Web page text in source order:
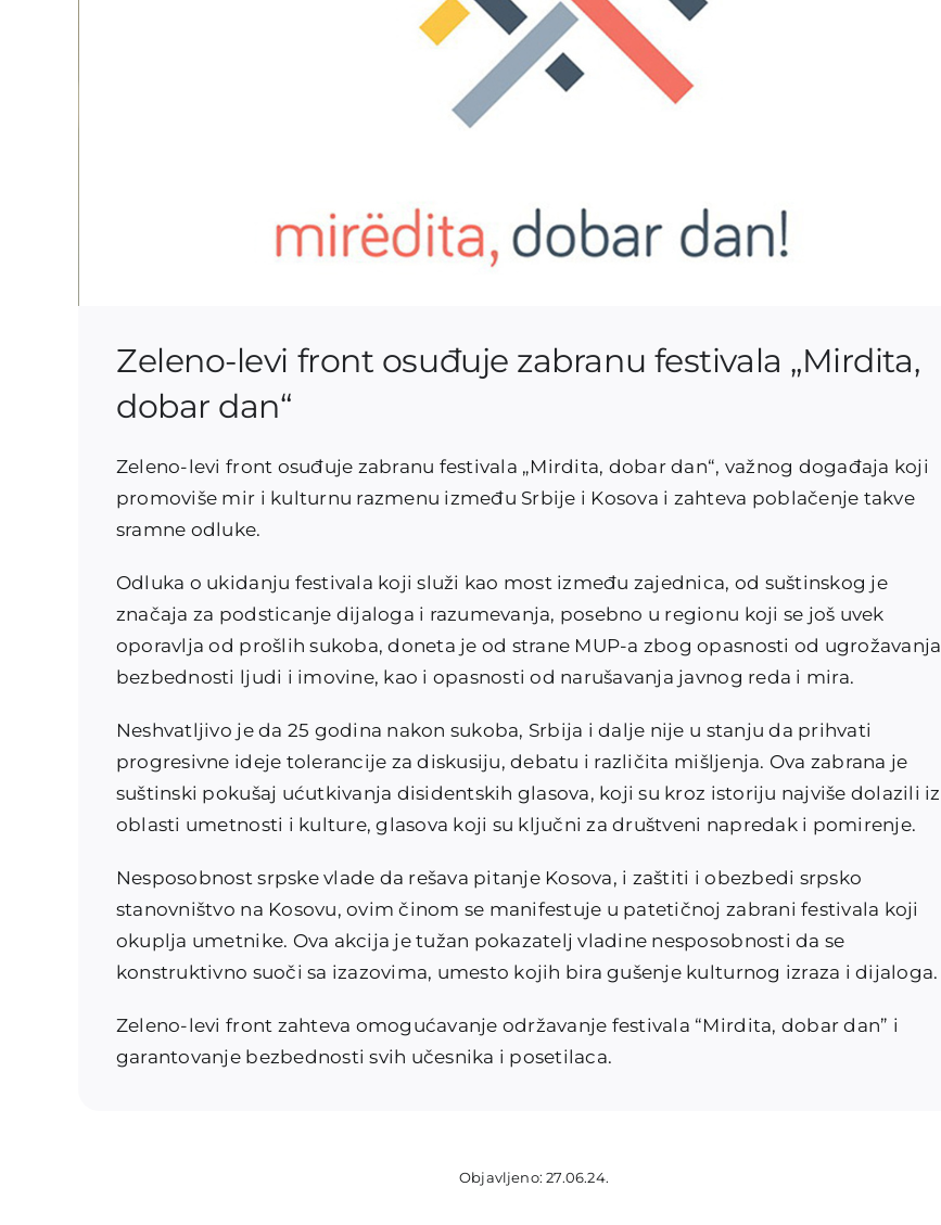
Zeleno-levi front osuđuje zabranu festivala „Mirdita,
dobar dan“
Zeleno-levi front osuđuje zabranu festivala „Mirdita, dobar dan“, važnog događaja koji
promoviše mir i kulturnu razmenu između Srbije i Kosova i zahteva poblačenje takve
sramne odluke.
Odluka o ukidanju festivala koji služi kao most između zajednica, od suštinskog je
značaja za podsticanje dijaloga i razumevanja, posebno u regionu koji se još uvek
oporavlja od prošlih sukoba, doneta je od strane MUP-a zbog opasnosti od ugrožavanja
bezbednosti ljudi i imovine, kao i opasnosti od narušavanja javnog reda i mira.
Neshvatljivo je da 25 godina nakon sukoba, Srbija i dalje nije u stanju da prihvati
progresivne ideje tolerancije za diskusiju, debatu i različita mišljenja. Ova zabrana je
suštinski pokušaj ućutkivanja disidentskih glasova, koji su kroz istoriju najviše dolazili iz
oblasti umetnosti i kulture, glasova koji su ključni za društveni napredak i pomirenje.
Nesposobnost srpske vlade da rešava pitanje Kosova, i zaštiti i obezbedi srpsko
stanovništvo na Kosovu, ovim činom se manifestuje u patetičnoj zabrani festivala koji
okuplja umetnike. Ova akcija je tužan pokazatelj vladine nesposobnosti da se
konstruktivno suoči sa izazovima, umesto kojih bira gušenje kulturnog izraza i dijaloga.
Zeleno-levi front zahteva omogućavanje održavanje festivala “Mirdita, dobar dan” i
garantovanje bezbednosti svih učesnika i posetilaca.
Objavljeno: 27.06.24.